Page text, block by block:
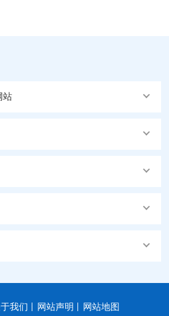
站
我们 网站声明 网站地图